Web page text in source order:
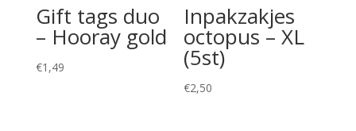
Gift tags duo
– Hooray gold
€1,49
Inpakzakjes
octopus – XL
(5st)
€2,50